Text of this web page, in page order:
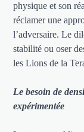
physique et son
réclamer une
l’adversaire. Le
stabilité ou oser
les Lions de la
Le besoin de
expérimentée